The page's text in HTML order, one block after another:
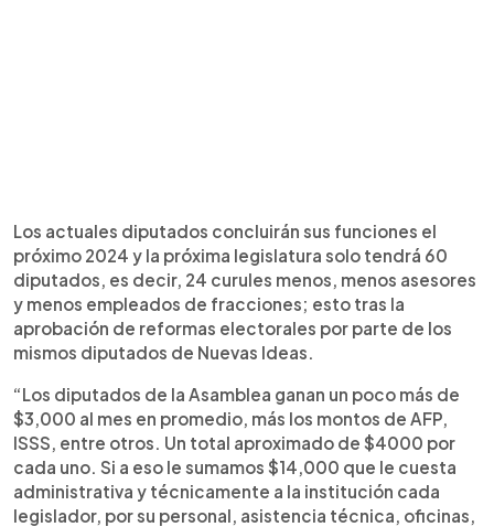
Los actuales diputados concluirán sus funciones el
próximo 2024 y la próxima legislatura solo tendrá 60
diputados, es decir, 24 curules menos, menos asesores
y menos empleados de fracciones; esto tras la
aprobación de reformas electorales por parte de los
mismos diputados de Nuevas Ideas.
“Los diputados de la Asamblea ganan un poco más de
$3,000 al mes en promedio, más los montos de AFP,
ISSS, entre otros. Un total aproximado de $4000 por
cada uno. Si a eso le sumamos $14,000 que le cuesta
administrativa y técnicamente a la institución cada
legislador, por su personal, asistencia técnica, oficinas,